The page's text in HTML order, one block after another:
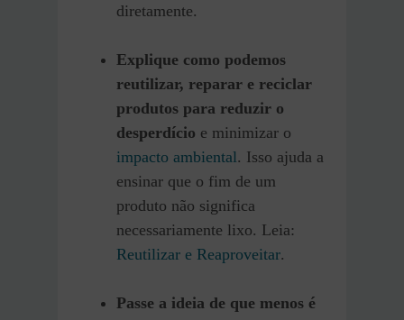
diretamente.
Explique como podemos
reutilizar, reparar e reciclar
produtos para reduzir o
desperdício e minimizar o
impacto ambiental. Isso ajuda a
ensinar que o fim de um
produto não significa
necessariamente lixo. Leia:
Reutilizar e Reaproveitar.
Passe a ideia de que menos é